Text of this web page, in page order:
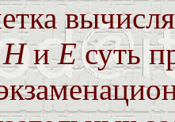
HиEсуть